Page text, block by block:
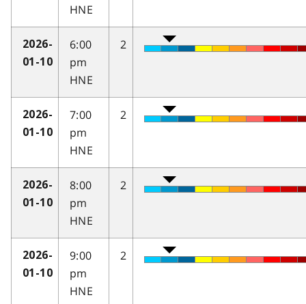
HNE
2026-
01-10
6:00
pm
HNE
2
2026-
01-10
7:00
pm
HNE
2
2026-
01-10
8:00
pm
HNE
2
2026-
01-10
9:00
pm
HNE
2